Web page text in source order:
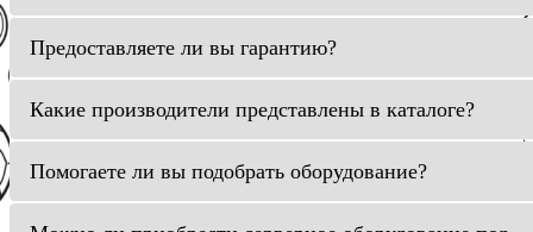
Предоставляете ли вы гарантию?
Какие производители представлены в каталоге?
Помогаете ли вы подобрать оборудование?